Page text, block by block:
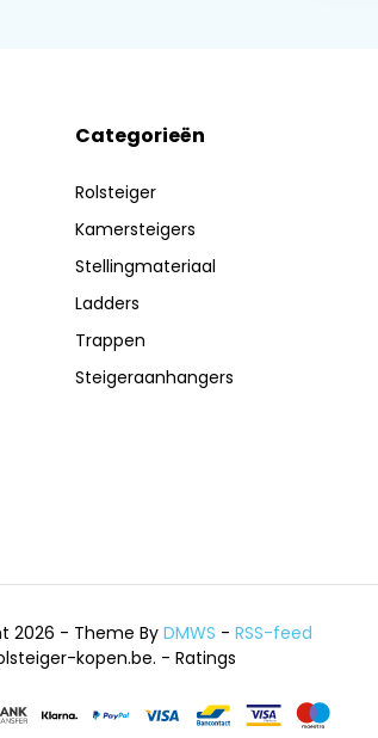
Categorieën
Rolsteiger
Kamersteigers
Stellingmateriaal
Ladders
Trappen
Steigeraanhangers
2026 - Theme ByDMWS -RSS-feed
kopen.be. - Ratings